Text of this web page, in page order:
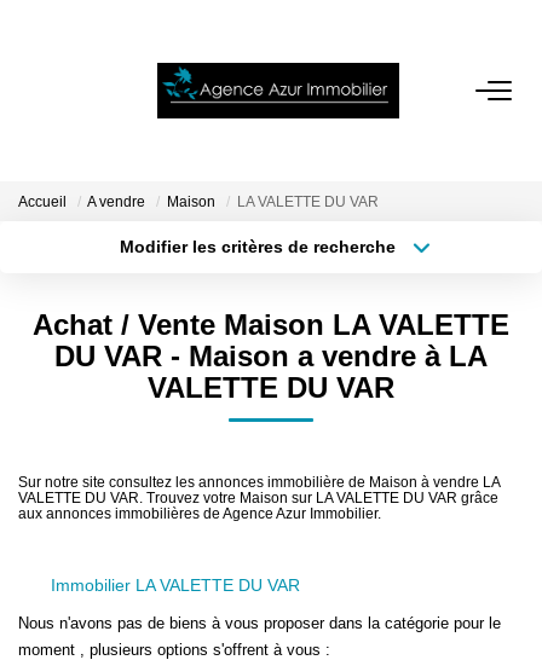
ACCUEIL
VENTES
NOTRE AGENCE
CONTACT
Accueil A vendre Maison LA VALETTE DU VAR
Modifier les critères de recherche
Surface min
Plus de critères Créer une alerte
Achat / Vente Maison LA VALETTE
DU VAR - Maison a vendre à LA
VALETTE DU VAR
Sur notre site consultez les annonces immobilière de Maison à vendre LA
VALETTE DU VAR. Trouvez votre Maison sur LA VALETTE DU VAR grâce
aux annonces immobilières de Agence Azur Immobilier.
Immobilier LA VALETTE DU VAR
Nous n'avons pas de biens à vous proposer dans la catégorie pour le
moment , plusieurs options s'offrent à vous :